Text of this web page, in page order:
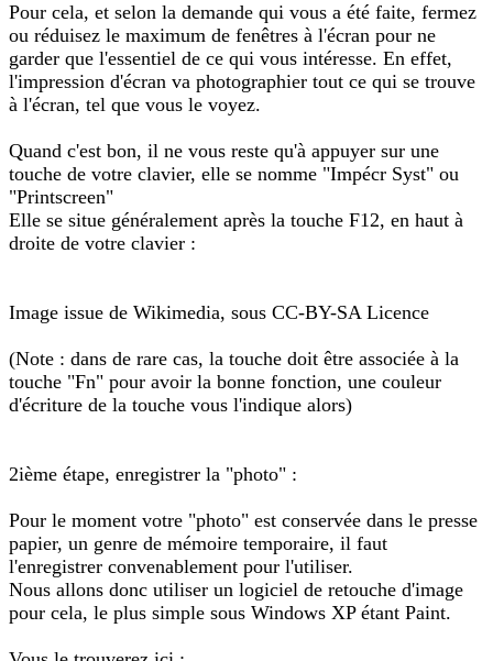
Pour cela, et selon la demande qui vous a été faite, fermez
ou réduisez le maximum de fenêtres à l'écran pour ne
garder que l'essentiel de ce qui vous intéresse. En effet,
l'impression d'écran va photographier tout ce qui se trouve
à l'écran, tel que vous le voyez.
Quand c'est bon, il ne vous reste qu'à appuyer sur une
touche de votre clavier, elle se nomme "Impécr Syst" ou
"Printscreen"
Elle se situe généralement après la touche F12, en haut à
droite de votre clavier :
Image issue de Wikimedia, sous CC-BY-SA Licence
(Note : dans de rare cas, la touche doit être associée à la
touche "Fn" pour avoir la bonne fonction, une couleur
d'écriture de la touche vous l'indique alors)
2ième étape, enregistrer la "photo" :
Pour le moment votre "photo" est conservée dans le presse
papier, un genre de mémoire temporaire, il faut
l'enregistrer convenablement pour l'utiliser.
Nous allons donc utiliser un logiciel de retouche d'image
pour cela, le plus simple sous Windows XP étant Paint.